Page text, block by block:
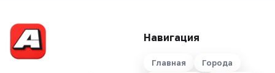
Навигация
Главная
Города